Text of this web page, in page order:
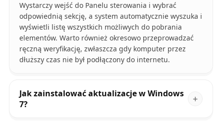
Wystarczy wejść do Panelu sterowania i wybrać
odpowiednią sekcję, a system automatycznie wyszuka i
wyświetli listę wszystkich możliwych do pobrania
elementów. Warto również okresowo przeprowadzać
ręczną weryfikację, zwłaszcza gdy komputer przez
dłuższy czas nie był podłączony do internetu.
Jak zainstalować aktualizacje w Windows
7?